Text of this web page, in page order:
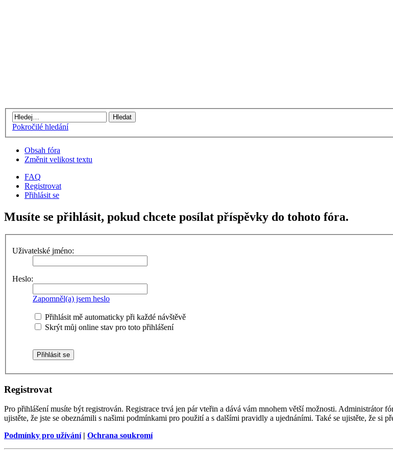
Pokročilé hledání
Obsah fóra
Změnit velikost textu
FAQ
Registrovat
Přihlásit se
Musíte se přihlásit, pokud chcete posílat příspěvky do tohoto fóra.
Uživatelské jméno:
Heslo:
Zapomněl(a) jsem heslo
Přihlásit mě automaticky při každé návštěvě
Skrýt můj online stav pro toto přihlášení
Registrovat
Pro přihlášení musíte být registrován. Registrace trvá jen pár vteřin a dává vám mnohem větší možnosti. Administrátor
ujistěte, že jste se obeznámili s našimi podmínkami pro použití a s dalšími pravidly a ujednáními. Také se ujistěte, že si
Podmínky pro užívání| Ochrana soukromí